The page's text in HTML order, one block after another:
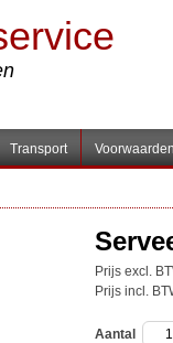
Transport Voorwaarden
Prijs excl.
Prijs incl.
Aantal